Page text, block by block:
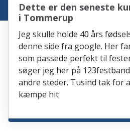
Dette er den seneste
i Tommerup
Jeg skulle holde 40 års
denne side fra google. Her
som passede perfekt til
søger jeg her på
andre steder. Tusind tak for
kæmpe hit